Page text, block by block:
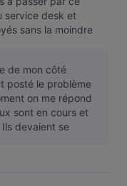
service desk et
sans la moindre
de mon côté
posté le problème
on me répond
sont en cours et
devaient se